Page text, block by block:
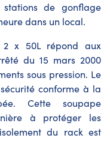
de gonflage
dans un local.
x 50L répond aux
du 15 mars 2000
sous pression. Le
conforme à la
Cette soupape
à protéger les
du rack est